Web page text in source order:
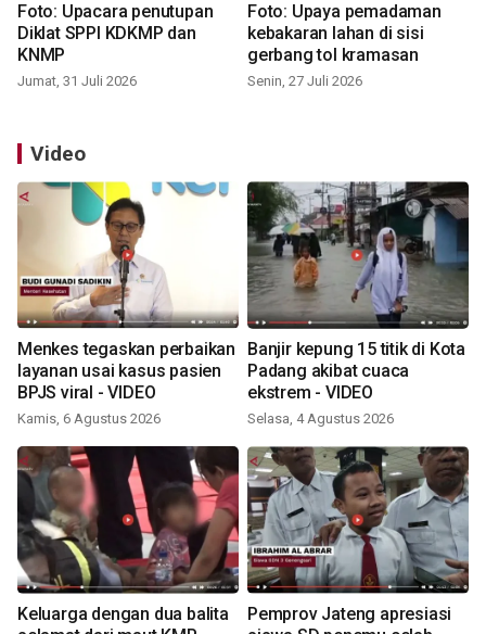
Foto: Upacara penutupan
Diklat SPPI KDKMP dan
KNMP
Jumat, 31 Juli 2026
Foto: Upaya pemadaman
kebakaran lahan di sisi
gerbang tol kramasan
Senin, 27 Juli 2026
Video
Menkes tegaskan perbaikan
layanan usai kasus pasien
BPJS viral - VIDEO
Kamis, 6 Agustus 2026
Banjir kepung 15 titik di Kota
Padang akibat cuaca
ekstrem - VIDEO
Selasa, 4 Agustus 2026
Keluarga dengan dua balita
Pemprov Jateng apresiasi